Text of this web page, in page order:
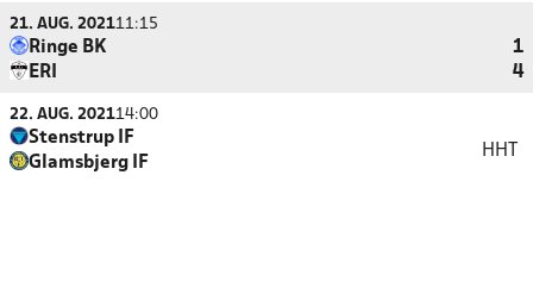
21. AUG. 202111:15
Ringe BK
1
ERI
4
22. AUG. 202114:00
Stenstrup IF
Glamsbjerg IF
HHT